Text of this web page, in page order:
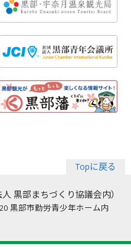
Topに戻る
人 黒部まちづくり協議会内）
黒部市勤労青少年ホーム内